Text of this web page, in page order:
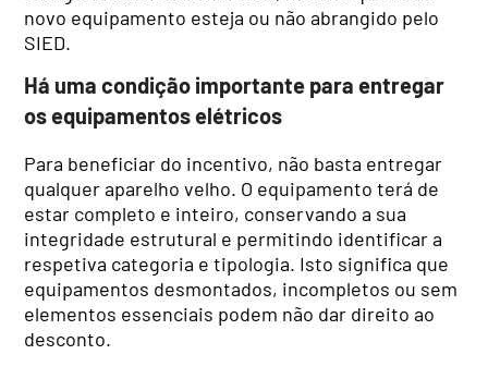
novo equipamento esteja ou não abrangido pelo
SIED.
Há uma condição importante para entregar
os equipamentos elétricos
Para beneficiar do incentivo, não basta entregar
qualquer aparelho velho. O equipamento terá de
estar completo e inteiro, conservando a sua
integridade estrutural e permitindo identificar a
respetiva categoria e tipologia. Isto significa que
equipamentos desmontados, incompletos ou sem
elementos essenciais podem não dar direito ao
desconto.